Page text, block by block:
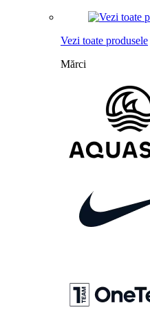
Vezi toate produsele
Mărci